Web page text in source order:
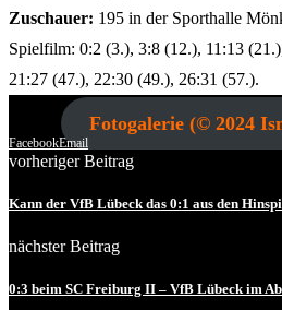
Zuschauer: 195 in der Sporthalle
Spielfilm: 0:2 (3.), 3:8 (12.), 11:13
21:27 (47.), 22:30 (49.), 26:31 (57.).
Fotogalerie (© 2024
FacebookEmail
vorheriger Beitrag
Kann der VfB Lübeck das 0:1 aus den
nächster Beitrag
0:3 beim SC Freiburg II – VfB Lübeck im